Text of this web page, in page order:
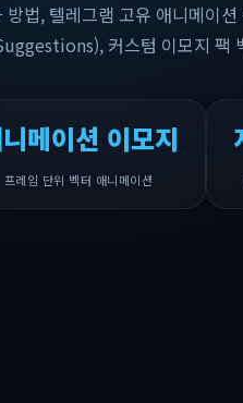
법, 텔레그램 고유 애니메이
커스텀 이모지 팩
메이션 이모지
프레임 단위 벡터 애니메이션